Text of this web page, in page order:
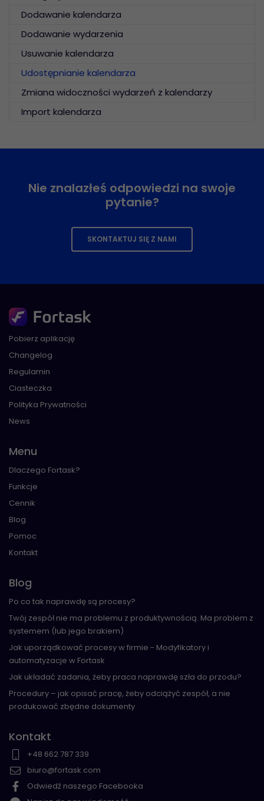
Dodawanie kalendarza
Dodawanie wydarzenia
Usuwanie kalendarza
Udostępnianie kalendarza
Zmiana widoczności wydarzeń z kalendarzy
Import kalendarza
Nie znalazłeś odpowiedzi na swoje
pytanie?
SKONTAKTUJ SIĘ Z NAMI
Pobierz aplikację
Changelog
Regulamin
Ciasteczka
Polityka Prywatności
News
Menu
Dlaczego Fortask?
Funkcje
Cennik
Blog
Pomoc
Kontakt
Blog
Po co tak naprawdę są procesy?
Twój zespół nie ma problemu z produktywnością. Ma problem z
systemem (lub jego brakiem)
Jak uporządkować procesy w firmie - Modyfikatory i
automatyzacje w Fortask
Jak układać zadania, żeby praca naprawdę szła do przodu?
Procedury – jak opisać pracę, żeby odciążyć zespół, a nie
produkować zbędne dokumenty
Kontakt
+48 662 787 339
biuro@fortask.com
Odwiedź naszego Facebooka